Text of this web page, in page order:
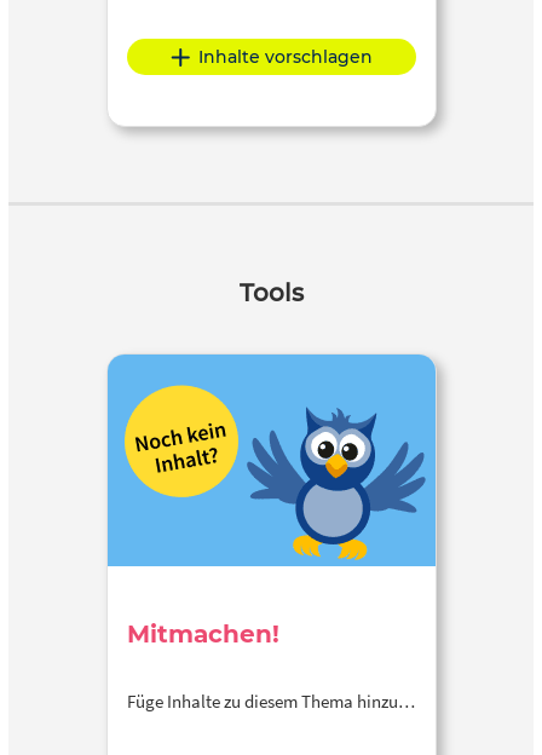
Inhalte vorschlagen
Tools
Mitmachen!
Füge Inhalte zu diesem Thema hinzu…